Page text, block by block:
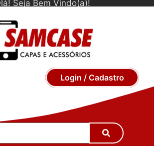
Seja Bem Vindo(a)!
Login / Cadastro